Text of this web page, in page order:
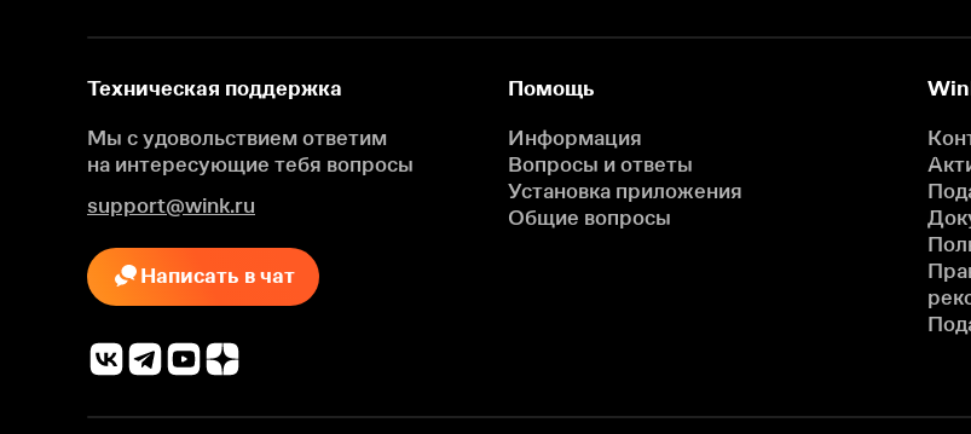
Техническая поддержка
Мы с удовольствием ответим
на интересующие тебя вопросы
support@wink.ru
Написать в чат
Помощь
Информация
Вопросы и ответы
Установка приложения
Общие вопросы